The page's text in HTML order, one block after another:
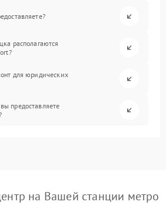
располагаются
для юридических
предоставляете
на Вашей станции метро